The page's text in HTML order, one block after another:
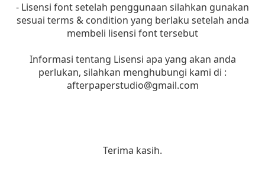
- Lisensi font setelah penggunaan silahkan gunakan
sesuai terms & condition yang berlaku setelah anda
membeli lisensi font tersebut
Informasi tentang Lisensi apa yang akan anda
perlukan, silahkan menghubungi kami di :
afterpaperstudio@gmail.com
Terima kasih.